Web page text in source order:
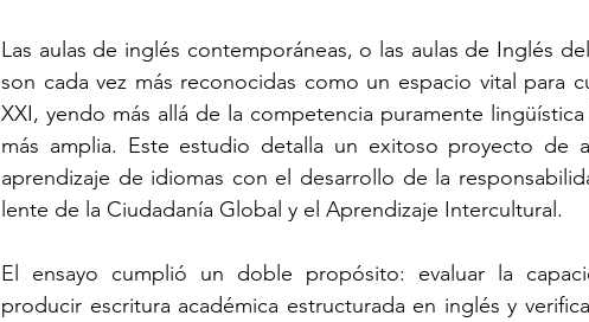
Las aulas de inglés contemporáneas, o las aulas de Inglés
son cada vez más reconocidas como un espacio vital para
XXI, yendo más allá de la competencia puramente
más amplia. Este estudio detalla un exitoso proyecto de
aprendizaje de idiomas con el desarrollo de la
lente de la Ciudadanía Global y el Aprendizaje Intercultural.
El ensayo cumplió un doble propósito: evaluar la
producir escritura académica estructurada en inglés y